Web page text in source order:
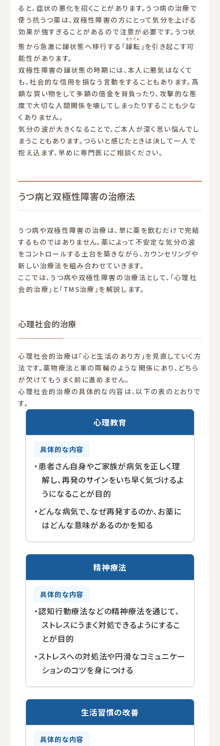
ると、症状の悪化を招くことがあります。うつ病の治療で
使う抗うつ薬は、双極性障害の方にとって気分を上げる
効果が強すぎることがあるので注意が必要です。うつ状
態から急激に躁状態へ移行する「躁転
そうてん
」を引き起こす可
能性があります。
双極性障害の躁状態の時期には、本人に悪気はなくて
も、社会的な信用を損なう言動をすることもあります。高
額な買い物をして多額の借金を背負ったり、攻撃的な態
度で大切な人間関係を壊してしまったりすることも少な
くありません。
気分の波が大きくなることで、ご本人が深く思い悩んでし
まうこともあります。つらいと感じたときは決して一人で
抱え込まず、早めに専門医にご相談ください。
うつ病と双極性障害の治療法
うつ病や双極性障害の治療は、単に薬を飲むだけで完結
するものではありません。薬によって不安定な気分の波
をコントロールする土台を築きながら、カウンセリングや
新しい治療法を組み合わせていきます。
ここでは、うつ病や双極性障害の治療法として、「心理社
会的治療」と「TMS治療」を解説します。
心理社会的治療
心理社会的治療は「心と生活のあり方」を見直していく方
法です。薬物療法と車の両輪のような関係にあり、どちら
が欠けてもうまく前に進めません。
心理社会的治療の具体的な内容は、以下の表のとおりで
す。
心理教育
・患者さん自身やご家族が病気を正しく理
解し、再発のサインをいち早く気づけるよ
うになることが目的
・どんな病気で、なぜ再発するのか、お薬に
はどんな意味があるのかを知る
精神療法
・認知行動療法などの精神療法を通じて、
ストレスにうまく対処できるようにするこ
とが目的
・ストレスへの対処法や円滑なコミュニケー
ションのコツを身につける
生活習慣の改善